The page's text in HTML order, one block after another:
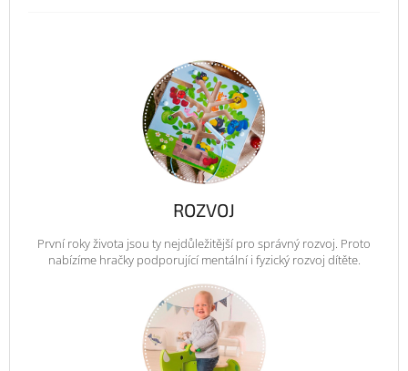
ROZVOJ
První roky života jsou ty nejdůležitější pro správný rozvoj. Proto
nabízíme hračky podporující mentální i fyzický rozvoj dítěte.